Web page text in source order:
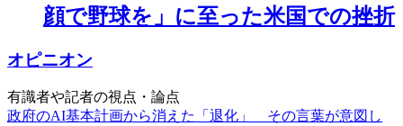
顔で野球を」に至った米国での挫折
オピニオン
有識者や記者の視点・論点
政府のAI基本計画から消えた「退化」 その言葉が意図し